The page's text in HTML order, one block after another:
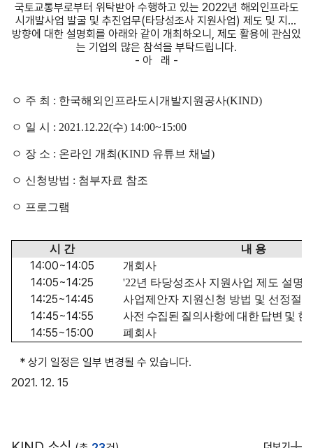
국토교통부로부터 위탁받아 수행하고 있는 2022년 해외인프라도
시개발사업 발굴 및 추진업무(타당성조사 지원사업) 제도 및 지원
방향에 대한 설명회를 아래와 같이 개최하오니, 제도 활용에 관심있
는 기업의 많은 참석을 부탁드립니다.
- 아 래 -
ㅇ 주 최 : 한국해외인프라도시개발지원공사(KIND)
ㅇ 일 시 : 2021.12.22(수) 14:00~15:00
ㅇ 장 소 : 온라인 개최(KIND 유튜브 채널)
ㅇ 신청방법 : 첨부자료 참조
ㅇ 프로그램
시 간 내 용
14:00~14:05 개회사
14:05~14:25 '22년 타당성조사 지원사업 제도 설명
14:25~14:45 사업제안자 지원신청 방법 및 선정절
14:45~14:55 사전 수집된 질의사항에 대한 답변 및 현
14:55~15:00 폐회사
* 상기 일정은 일부 변경될 수 있습니다.
2021. 12. 15